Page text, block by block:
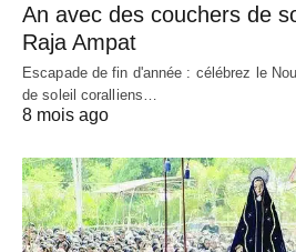
An avec des couchers de
Raja Ampat
Escapade de fin d'année : célébrez le
de soleil coralliens…
8 mois ago